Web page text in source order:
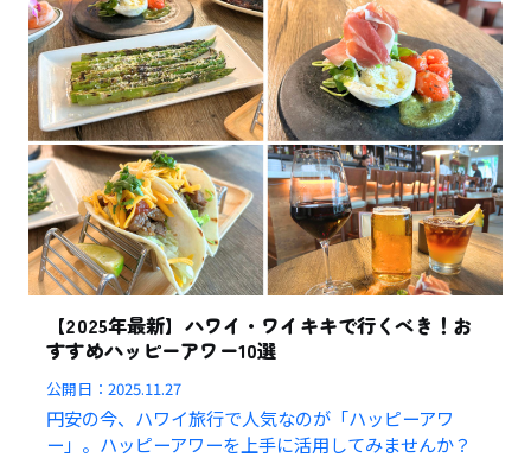
【2025年最新】ハワイ・ワイキキで行くべき！お
すすめハッピーアワー10選
公開日：2025.11.27
円安の今、ハワイ旅行で人気なのが「ハッピーアワ
ー」。ハッピーアワーを上手に活用してみませんか？